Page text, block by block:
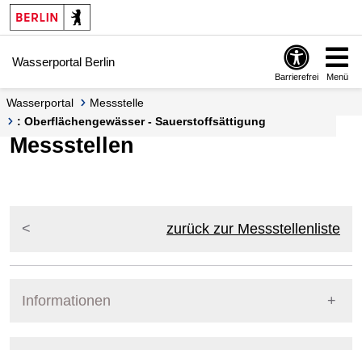
Springe zur Navigation
Springe zum Inhalt
Wasserportal Berlin
Barrierefrei Menü
Wasserportal
Messstelle
: Oberflächengewässer - Sauerstoffsättigung
Messstellen
zurück zur Messstellenliste
Informationen